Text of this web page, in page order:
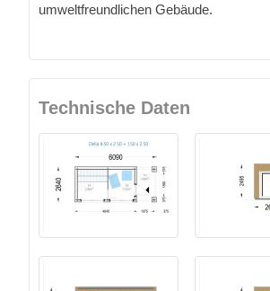
umweltfreundlichen Gebäude.
Technische Daten